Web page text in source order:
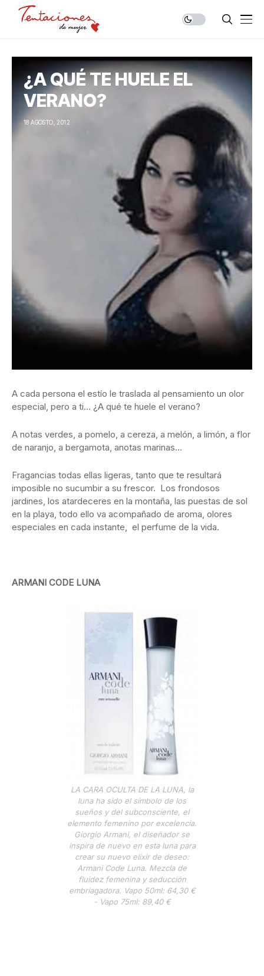
¿A QUÉ TE HUELE EL
VERANO?
18 AGOSTO, 2012
A cada persona el estío le traslada al pensamiento un olor
especial, pero a ti… ¿A qué te huele el verano?
A notas verdes, a pomelo, a cereza, a melón, a limón, a flor
de naranjo, a bergamota, anotas marinas…
Fragancias todas ellas ligeras, tanto que te resultará
imposible no sucumbir a su frescor. Los frondosos
jardines, los atardeceres en la montaña, las puestas de sol
en la playa, todo ello va acompañado de aroma, olores
especiales en cada instante, el perfume de la vida.
ARMANI CODE LUNA
LA CARA OCULTA DE LA LUNA, la
luna ha sido el símbolo de los
sueños y del subconsciente, el
elemento femenino por excelencia.
Giorgio Armani, el diseñador se
inspira de nuevo en esta luna para
crear su nuevo elixir de deseo:
Armani Code Luna. Mezcla de
fluidez femenina y seducción
embriagadora. Vapo 50ml: 64,30 €
- Vapo 75ml: 89,40 €